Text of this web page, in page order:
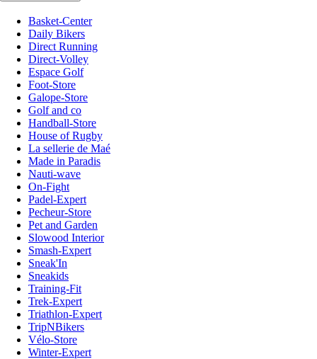
Basket-Center
Daily Bikers
Direct Running
Direct-Volley
Espace Golf
Foot-Store
Galope-Store
Golf and co
Handball-Store
House of Rugby
La sellerie de Maé
Made in Paradis
Nauti-wave
On-Fight
Padel-Expert
Pecheur-Store
Pet and Garden
Slowood Interior
Smash-Expert
Sneak'In
Sneakids
Training-Fit
Trek-Expert
Triathlon-Expert
TripNBikers
Vélo-Store
Winter-Expert